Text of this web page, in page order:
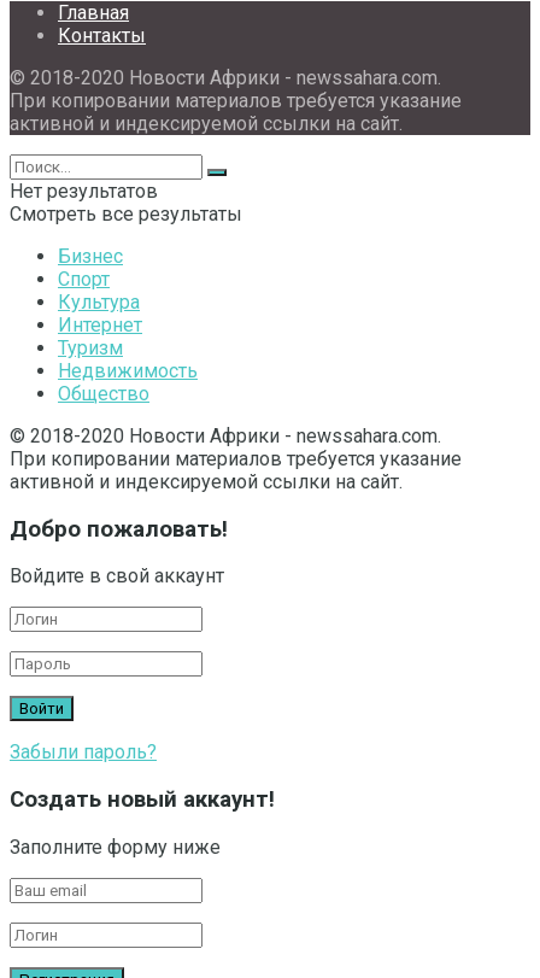
Главная
Контакты
© 2018-2020 Новости Африки - newssahara.com.
При копировании материалов требуется указание
активной и индексируемой ссылки на сайт.
Нет результатов
Смотреть все результаты
Бизнес
Спорт
Культура
Интернет
Туризм
Недвижимость
Общество
© 2018-2020 Новости Африки - newssahara.com.
При копировании материалов требуется указание
активной и индексируемой ссылки на сайт.
Добро пожаловать!
Войдите в свой аккаунт
Забыли пароль?
Создать новый аккаунт!
Заполните форму ниже